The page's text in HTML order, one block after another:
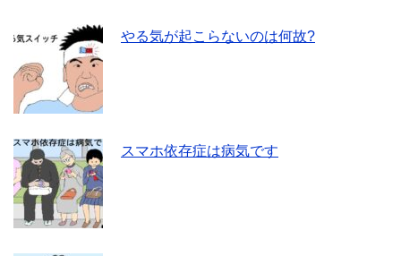
やる気が起こらないのは何故?
スマホ依存症は病気です